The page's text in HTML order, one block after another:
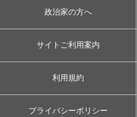
政治家の方へ
サイトご利用案内
利用規約
プライバシーポリシー